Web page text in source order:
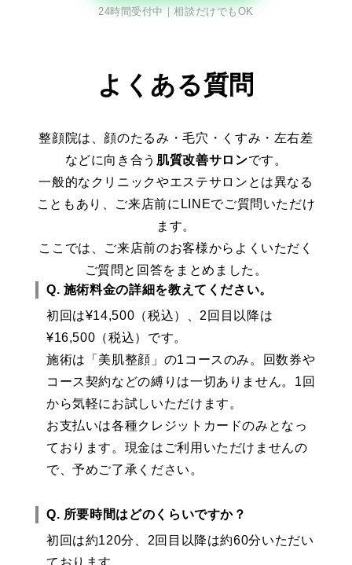
24時間受付中｜相談だけでもOK
よくある質問
整顔院は、顔のたるみ・毛穴・くすみ・左右差
などに向き合う 肌質改善サロンです。
一般的なクリニックやエステサロンとは異なる
こともあり、ご来店前にLINEでご質問いただけ
ます。
ここでは、ご来店前のお客様からよくいただく
ご質問と回答をまとめました。
Q. 施術料金の詳細を教えてください。
初回は¥14,500（税込）、2回目以降は
¥16,500（税込）です。
施術は「美肌整顔」の1コースのみ。回数券や
コース契約などの縛りは一切ありません。1回
から気軽にお試しいただけます。
お支払いは各種クレジットカードのみとなっ
ております。現金はご利用いただけませんの
で、予めご了承ください。
Q. 所要時間はどのくらいですか？
初回は約120分、2回目以降は約60分いただい
ております。